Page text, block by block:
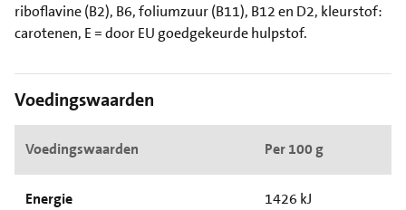
riboflavine (B2), B6, foliumzuur (B11), B12 en D2, kleurstof:
carotenen, E = door EU goedgekeurde hulpstof.
Voedingswaarden
Voedingswaarden Per 100 g
Energie 1426 kJ